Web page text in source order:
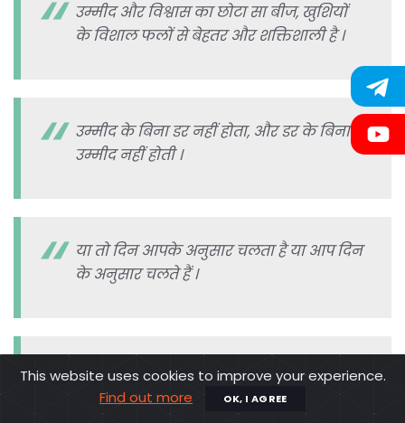
उम्मीद और विश्वास का छोटा सा बीज, खुशियों
के विशाल फलों से बेहतर और शक्तिशाली है ।
उम्मीद के बिना डर नहीं होता, और डर के बिना
उम्मीद नहीं होती ।
या तो दिन आपके अनुसार चलता है या आप दिन
के अनुसार चलते हैं ।
ऐसे काम करो जिससे लोगों को लगे कि आपको
जीतने की आदत है।
This website uses cookies to improve your experience.
Find out more
OK, I AGREE